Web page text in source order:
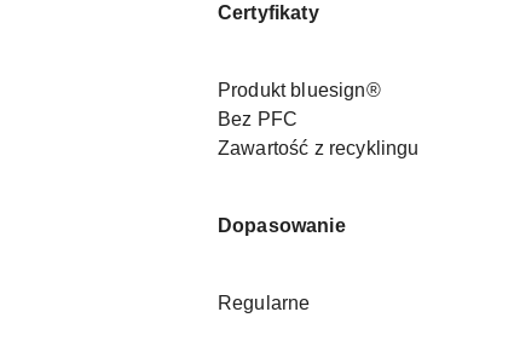
Certyfikaty
Produkt bluesign®
Bez PFC
Zawartość z recyklingu
Dopasowanie
Regularne